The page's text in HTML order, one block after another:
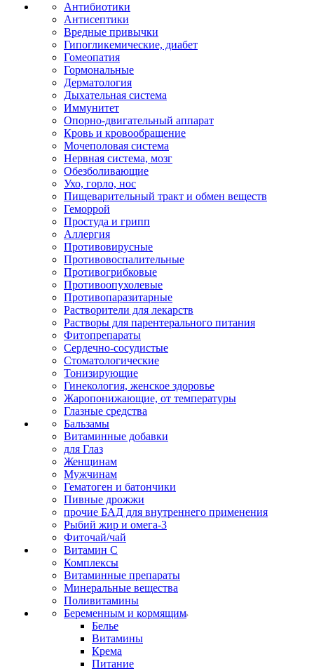
Антибиотики
Антисептики
Вредные привычки
Гипогликемические, диабет
Гомеопатия
Гормональные
Дерматология
Дыхательная система
Иммунитет
Опорно-двигательный аппарат
Кровь и кровообращение
Мочеполовая система
Нервная система, мозг
Обезболивающие
Ухо, горло, нос
Пищеварительный тракт и обмен веществ
Геморрой
Простуда и грипп
Аллергия
Противовирусные
Противовоспалительные
Противогрибковые
Противоопухолевые
Противопаразитарные
Растворители для лекарств
Растворы для парентерального питания
Фитопрепараты
Сердечно-сосудистые
Стоматологические
Тонизирующие
Гинекология, женское здоровье
Жаропонижающие, от температуры
Глазные средства
Бальзамы
Витаминные добавки
для Глаз
Женщинам
Мужчинам
Гематоген и батончики
Пивные дрожжи
прочие БАД для внутреннего применения
Рыбий жир и омега-3
Фиточай/чай
Витамин С
Комплексы
Витаминные препараты
Минеральные вещества
Поливитамины
Беременным и кормящим
Белье
Витамины
Крема
Питание